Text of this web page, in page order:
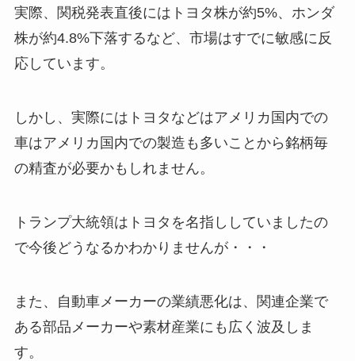
実際、関税発表直後にはトヨタ株が約5%、ホンダ
株が約4.8%下落するなど、市場はすでに敏感に反
応しています。
しかし、実際にはトヨタなどはアメリカ国内での
車はアメリカ国内での製造も多いことから銘柄毎
の精査が必要かもしれません。
トランプ大統領はトヨタを名指ししていましたの
で今後どうなるかわかりませんが・・・
また、自動車メーカーの業績悪化は、関連企業で
ある部品メーカーや素材産業にも広く波及しま
す。